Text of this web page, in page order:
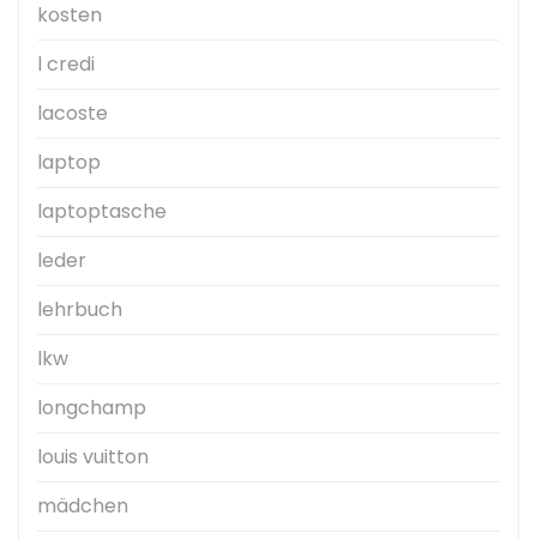
kosten
l credi
lacoste
laptop
laptoptasche
leder
lehrbuch
lkw
longchamp
louis vuitton
mädchen